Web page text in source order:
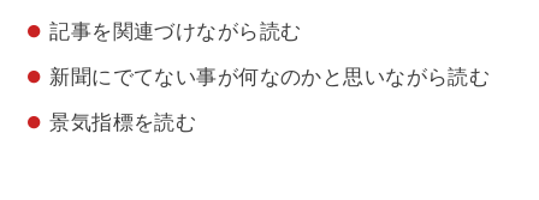
記事を関連づけながら読む
新聞にでてない事が何なのかと思いながら読む
景気指標を読む